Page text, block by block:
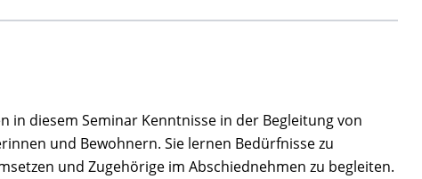
in diesem Seminar Kenntnisse in der Begleitung von
und Bewohnern. Sie lernen Bedürfnisse zu
und Zugehörige im Abschiednehmen zu begleiten.